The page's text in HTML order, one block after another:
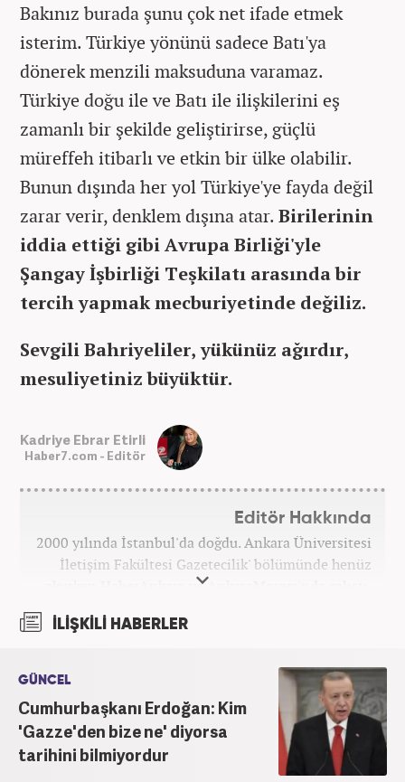
Bakınız burada şunu çok net ifade etmek
isterim. Türkiye yönünü sadece Batı'ya
dönerek menzili maksuduna varamaz.
Türkiye doğu ile ve Batı ile ilişkilerini eş
zamanlı bir şekilde geliştirirse, güçlü
müreffeh itibarlı ve etkin bir ülke olabilir.
Bunun dışında her yol Türkiye'ye fayda değil
zarar verir, denklem dışına atar.Birilerinin
iddia ettiği gibi Avrupa Birliği'yle
Şangay İşbirliği Teşkilatı arasında bir
tercih yapmak mecburiyetinde değiliz.
Sevgili Bahriyeliler, yükünüz ağırdır,
mesuliyetiniz büyüktür.
Kadriye Ebrar Etirli
Haber7.com - Editör
Editör Hakkında
2000 yılında İstanbul'da doğdu. Ankara Üniversitesi
İletişim Fakültesi Gazetecilik' bölümünde henüz
okurken HaberAnkara ve AnkaraMasası'nda çalıştı.
2022 yılındaki mezuniyetinin ardından Beyaz TV'de
'Haber Editörü' pozisyonunda görev aldı. 2024
Editörü kariyerine devam etmektedir.
İLİŞKİLİ HABERLER
GÜNCEL
Cumhurbaşkanı Erdoğan: Kim
'Gazze'den bize ne' diyorsa
tarihini bilmiyordur